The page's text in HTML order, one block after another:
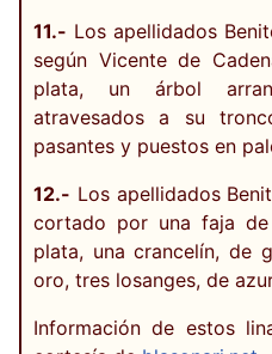
11.- Los apellidados
según Vicente de
plata, un árbol
atravesados a su
pasantes y puestos en
12.- Los apellidados
cortado por una faja
plata, una crancelín, de
oro, tres losanges, de
Información de estos